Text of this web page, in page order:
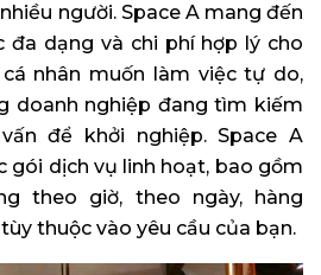
người. Space A mang đến
đa dạng và chi phí hợp lý cho
nhân muốn làm việc tự do,
doanh nghiệp đang tìm kiếm
để khởi nghiệp. Space A
gói dịch vụ linh hoạt, bao gồm
theo giờ, theo ngày, hàng
thuộc vào yêu cầu của bạn.